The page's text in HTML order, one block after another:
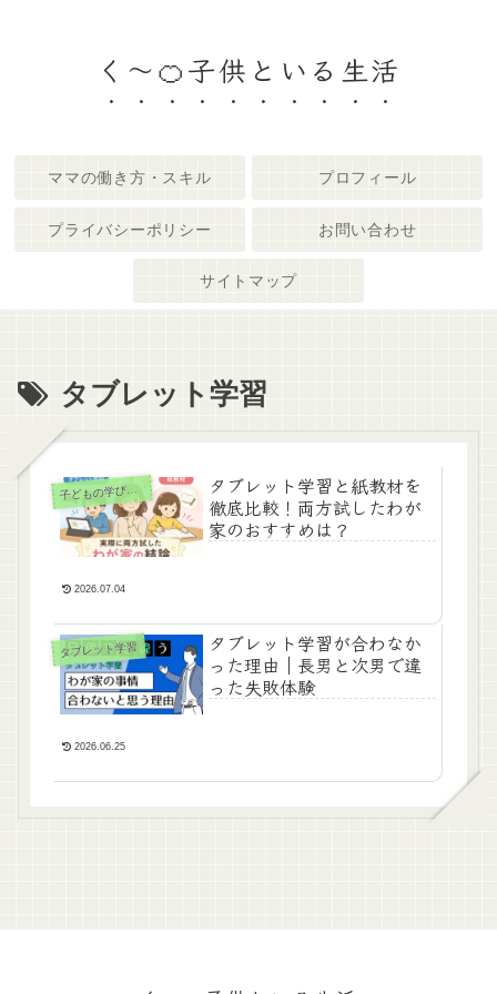
く～🍊子供といる生活
ママの働き方・スキル プロフィール
プライバシーポリシー お問い合わせ
サイトマップ
タブレット学習
子
どもの学び・教育
タブレット学習と紙教材を
徹底比較！両方試したわが
家のおすすめは？
2026.07.04
タブレット学習
タブレット学習が合わなか
った理由｜長男と次男で違
った失敗体験
2026.06.25